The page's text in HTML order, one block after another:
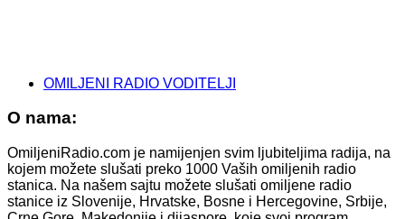
OMILJENI RADIO VODITELJI
O nama:
OmiljeniRadio.com je namijenjen svim ljubiteljima radija, na
kojem možete slušati preko 1000 Vaših omiljenih radio
stanica. Na našem sajtu možete slušati omiljene radio
stanice iz Slovenije, Hrvatske, Bosne i Hercegovine, Srbije,